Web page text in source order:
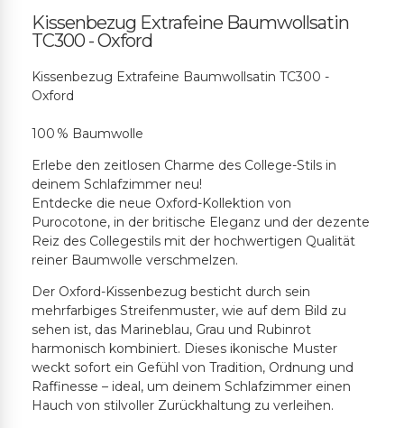
Kissenbezug Extrafeine Baumwollsatin
TC300 - Oxford
Kissenbezug Extrafeine Baumwollsatin TC300 -
Oxford
100 % Baumwolle
Erlebe den zeitlosen Charme des College-Stils in
deinem Schlafzimmer neu!
Entdecke die neue Oxford-Kollektion von
Purocotone, in der britische Eleganz und der dezente
Reiz des Collegestils mit der hochwertigen Qualität
reiner Baumwolle verschmelzen.
Der Oxford-Kissenbezug besticht durch sein
mehrfarbiges Streifenmuster, wie auf dem Bild zu
sehen ist, das Marineblau, Grau und Rubinrot
harmonisch kombiniert. Dieses ikonische Muster
weckt sofort ein Gefühl von Tradition, Ordnung und
Raffinesse – ideal, um deinem Schlafzimmer einen
Hauch von stilvoller Zurückhaltung zu verleihen.